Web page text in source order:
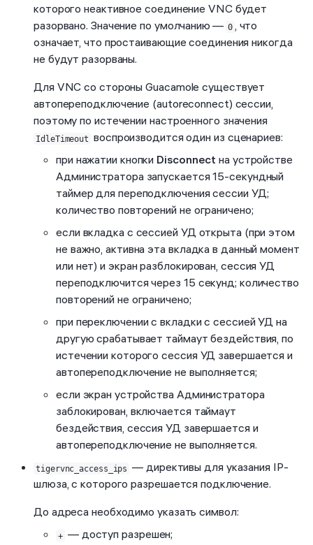
которого неактивное соединение VNC будет
разорвано. Значение по умолчанию — 0 , что
означает, что простаивающие соединения никогда
не будут разорваны.
Для VNC со стороны Guacamole существует
автопереподключение (autoreconnect) сессии,
поэтому по истечении настроенного значения
IdleTimeout воспроизводится один из сценариев:
при нажатии кнопки Disconnect на устройстве
Администратора запускается 15-секундный
таймер для переподключения сессии УД;
количество повторений не ограничено;
если вкладка с сессией УД открыта (при этом
не важно, активна эта вкладка в данный момент
или нет) и экран разблокирован, сессия УД
переподключится через 15 секунд; количество
повторений не ограничено;
при переключении с вкладки с сессией УД на
другую срабатывает таймаут бездействия, по
истечении которого сессия УД завершается и
автопереподключение не выполняется;
если экран устройства Администратора
заблокирован, включается таймаут
бездействия, сессия УД завершается и
автопереподключение не выполняется.
tigervnc_access_ips — директивы для указания IP-
шлюза, с которого разрешается подключение.
До адреса необходимо указать символ:
+ — доступ разрешен;